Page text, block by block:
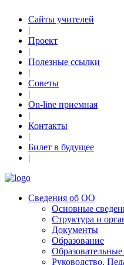
Сайты учителей
|
Проект
|
Полезные ссылки
|
Советы
|
On-line приемная
|
Контакты
|
Билет в будущее
|
Сведения об ОО
Основные
Структура и
Документы
Образование
Руководство.